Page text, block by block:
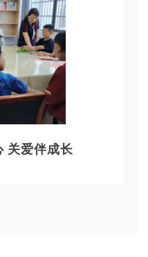
关爱伴成长